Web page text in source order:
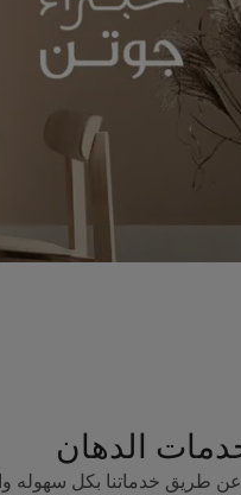
الدهان
طريق خدماتنا بكل سهوله